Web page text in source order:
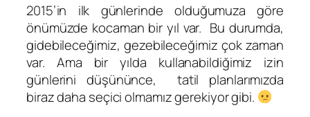
2015’in ilk günlerinde olduğumuza göre
önümüzde kocaman bir yıl var. Bu durumda,
gidebileceğimiz, gezebileceğimiz çok zaman
var. Ama bir yılda kullanabildiğimiz izin
günlerini düşününce, tatil planlarımızda
biraz daha seçici olmamız gerekiyor gibi.